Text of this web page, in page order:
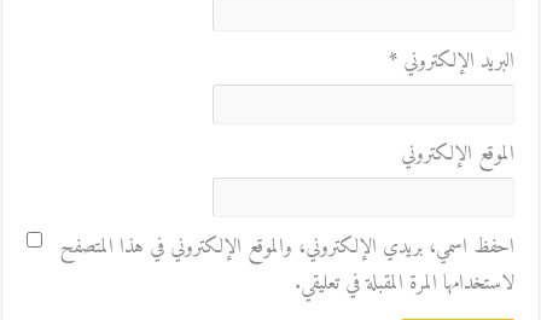
البريد الإلكتروني*
الموقع الإلكتروني
احفظ اسمي، بريدي الإلكتروني، والموقع الإلكتروني في هذا المتصفح
لاستخدامها المرة المقبلة في تعليقي.